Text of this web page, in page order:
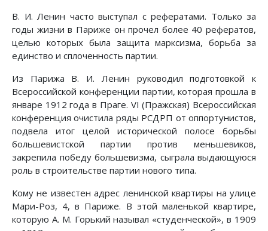
В. И. Ленин часто выступал с рефератами. Только за
годы жизни в Париже он прочел более 40 рефератов,
целью которых была защита марксизма, борьба за
единство и сплоченность партии.
Из Парижа В. И. Ленин руководил подготовкой к
Всероссийской конференции партии, которая прошла в
январе 1912 года в Праге. VI (Пражская) Всероссийская
конференция очистила ряды РСДРП от оппортунистов,
подвела итог целой исторической полосе борьбы
большевистской партии против меньшевиков,
закрепила победу большевизма, сыграла выдающуюся
роль в строительстве партии нового типа.
Кому не известен адрес ленинской квартиры на улице
Мари-Роз, 4, в Париже. В этой маленькой квартире,
которую А. М. Горький называл «студенческой», в 1909